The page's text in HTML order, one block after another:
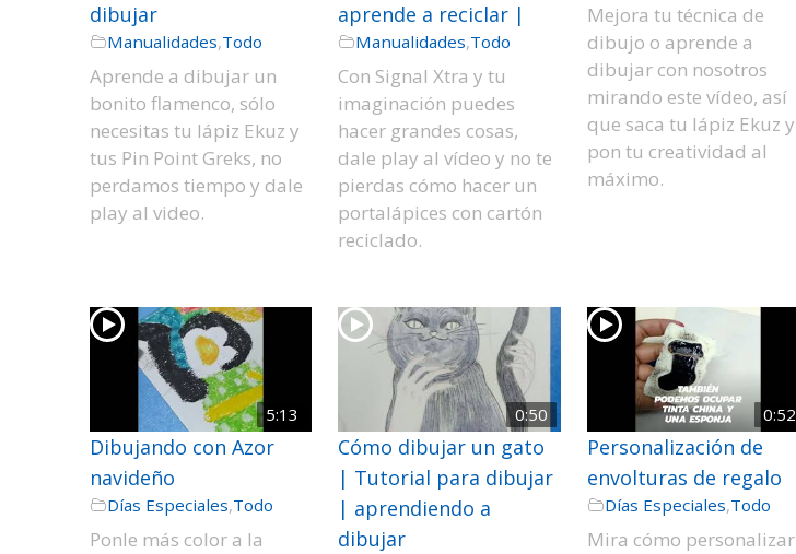
dibujar
Manualidades,Todo
Aprende a dibujar un
bonito flamenco, sólo
necesitas tu lápiz Ekuz y
tus Pin Point Greks, no
perdamos tiempo y dale
play al video.
aprende a reciclar |
Manualidades,Todo
Con Signal Xtra y tu
imaginación puedes
hacer grandes cosas,
dale play al vídeo y no te
pierdas cómo hacer un
portalápices con cartón
reciclado.
Mejora tu técnica de
dibujo o aprende a
dibujar con nosotros
mirando este vídeo, así
que saca tu lápiz Ekuz y
pon tu creatividad al
máximo.
5:13
Dibujando con Azor
navideño
Días Especiales,Todo
Ponle más color a la
0:50
Cómo dibujar un gato
| Tutorial para dibujar
| aprendiendo a
dibujar
0:52
Personalización de
envolturas de regalo
Días Especiales,Todo
Mira cómo personalizar